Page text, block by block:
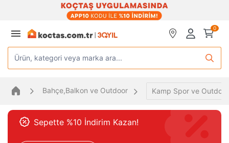
0
Ürün, kategori veya marka ara...
Bahçe,Balkon ve Outdoor Kamp Spor ve Outdoor
Sepette %10 İndirim Kazan!